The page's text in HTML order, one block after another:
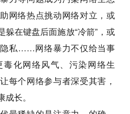
网络热点挑动网络对立，或
躲在键盘后面施放“冷箭”，或
私……网络暴力不仅给当事
毒化网络风气、污染网络生
每个网络参与者深受其害，
长。